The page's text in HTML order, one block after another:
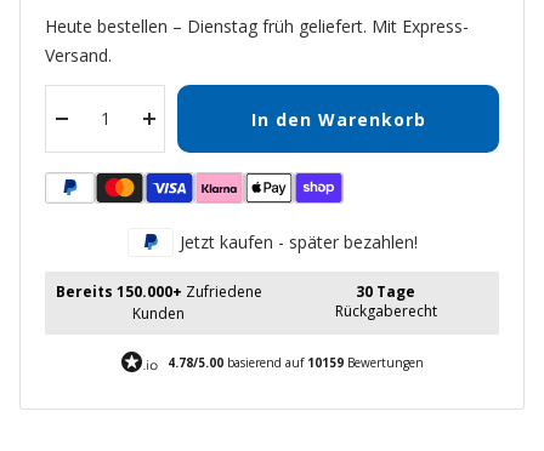
Heute bestellen – Dienstag früh geliefert. Mit Express-
Versand.
Menge
verringern
Menge
erhöhen
In den Warenkorb
Jetzt kaufen - später bezahlen!
Bereits 150.000+ Zufriedene
Kunden
30 Tage
Rückgaberecht
4.78/5.00basierend auf 10159Bewertungen